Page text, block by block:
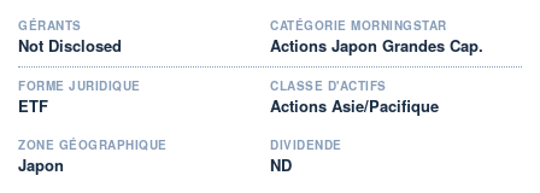
GÉRANTS
Not Disclosed
CATÉGORIE MORNINGSTAR
Actions Japon Grandes Cap.
FORME JURIDIQUE
ETF
CLASSE D'ACTIFS
Actions Asie/Pacifique
ZONE GÉOGRAPHIQUE
Japon
DIVIDENDE
ND